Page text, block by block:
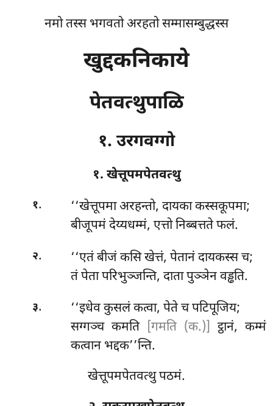
नमो तस्स भगवतो अरहतो सम्मासम्बुद्धस्स
खुद्दकनिकाये
पेतवत्थुपाळि
१. उरगवग्गो
१. खेत्तूपमपेतवत्थु
१. ‘‘खेत्तूपमाअरहन्तो, दायका कस्सकूपमा;
बीजूपमं देय्यधम्मं, एत्तो निब्बत्तते फलं.
२.
‘‘एतं बीजं कसि खेत्तं, पेतानं दायकस्स च;
तं पेता परिभुञ्जन्ति, दाता पुञ्ञेन वड्ढति.
३. ‘‘इधेवकुसलं कत्वा, पेते च पटिपूजिय;
सग्गञ्च कमति [गमति (क.)] ट्ठानं, कम्मं
कत्वान भद्दक’’न्ति.
खेत्तूपमपेतवत्थु पठमं.